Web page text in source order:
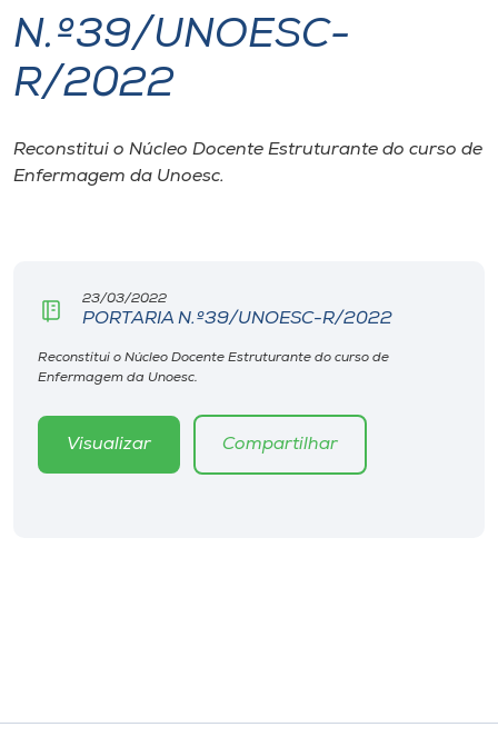
I.nova
Cultura
Biblioteca
Editora
Rádio
o idioma
N.º39/UNOESC-
R/2022
Reconstitui o Núcleo Docente Estruturante do curso de
Enfermagem da Unoesc.
23/03/2022
PORTARIA N.º39/UNOESC-R/2022
Reconstitui o Núcleo Docente Estruturante do curso de
Enfermagem da Unoesc.
Visualizar Compartilhar